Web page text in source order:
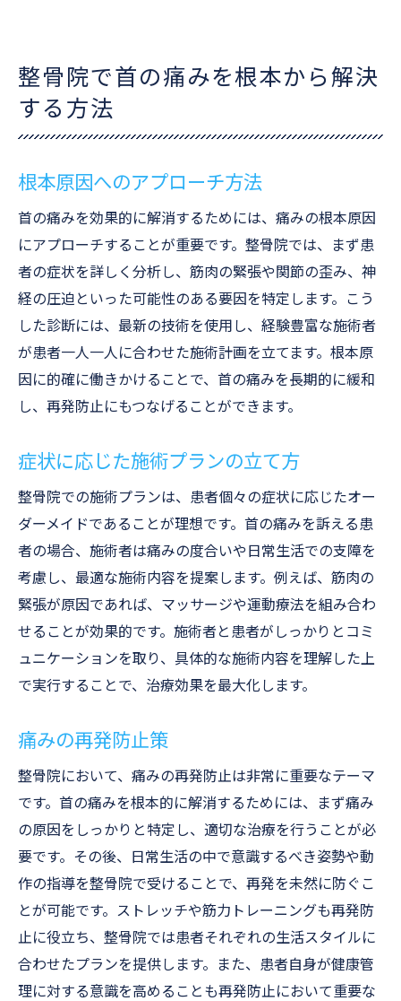
整骨院で首の痛みを根本から解決
する方法
根本原因へのアプローチ方法
首の痛みを効果的に解消するためには、痛みの根本原因
にアプローチすることが重要です。整骨院では、まず患
者の症状を詳しく分析し、筋肉の緊張や関節の歪み、神
経の圧迫といった可能性のある要因を特定します。こう
した診断には、最新の技術を使用し、経験豊富な施術者
が患者一人一人に合わせた施術計画を立てます。根本原
因に的確に働きかけることで、首の痛みを長期的に緩和
し、再発防止にもつなげることができます。
症状に応じた施術プランの立て方
整骨院での施術プランは、患者個々の症状に応じたオー
ダーメイドであることが理想です。首の痛みを訴える患
者の場合、施術者は痛みの度合いや日常生活での支障を
考慮し、最適な施術内容を提案します。例えば、筋肉の
緊張が原因であれば、マッサージや運動療法を組み合わ
せることが効果的です。施術者と患者がしっかりとコミ
ュニケーションを取り、具体的な施術内容を理解した上
で実行することで、治療効果を最大化します。
痛みの再発防止策
整骨院において、痛みの再発防止は非常に重要なテーマ
です。首の痛みを根本的に解消するためには、まず痛み
の原因をしっかりと特定し、適切な治療を行うことが必
要です。その後、日常生活の中で意識するべき姿勢や動
作の指導を整骨院で受けることで、再発を未然に防ぐこ
とが可能です。ストレッチや筋力トレーニングも再発防
止に役立ち、整骨院では患者それぞれの生活スタイルに
合わせたプランを提供します。また、患者自身が健康管
理に対する意識を高めることも再発防止において重要な